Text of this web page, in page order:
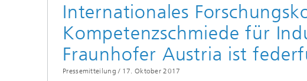
Internationales
Kompetenzschmiede für
Fraunhofer Austria ist
Pressemitteilung / 17. Oktober 2017